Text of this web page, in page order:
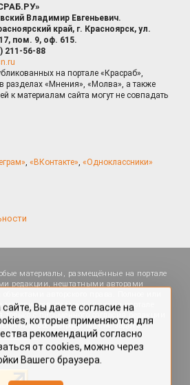
Владимир Евгеньевич.
край, г. Красноярск, ул.
пом. 9, оф. 615.
211-56-88
на портале «Красраб»,
разделах «Мнения», «Молва», а также
к материалам сайта могут не совпадать
, «ВКонтакте», «Одноклассники»
материалы, размещённые на портале
редакции, нештатными авторами
материалов, размещённых на портале
только с письменного согласия редакции
Все вопросы можно задать
.
которые применяются для
рекомендаций согласно
от cookies, можно через
Вашего браузера.
OK